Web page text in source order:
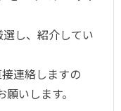
し、紹介してい
連絡しますの
いします。